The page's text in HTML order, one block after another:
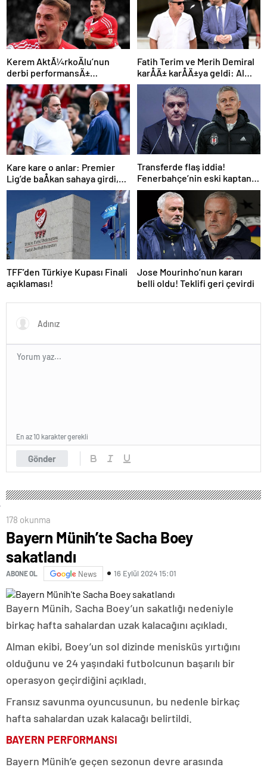
Kerem AktÃ¼rkoÄlu’nun
derbi performansÄ±
Portekiz’i bÃ¼yÃ¼ledi:
“Harry Potter Ã§Ä±ldÄ±rttÄ±!”
Fatih Terim ve Merih Demiral
karÅÄ± karÅÄ±ya geldi: Al
Shabab, Al Ahli’yi maÄlup etti
Kare kare o anlar: Premier
Lig’de baÅkan sahaya girdi,
teknik direktÃ¶rÃ¼
azarladÄ±!
Transferde flaş iddia!
Fenerbahçe’nin eski kaptanı
Beşiktaş’a önerildi
TFF’den Türkiye Kupası Finali
açıklaması!
Jose Mourinho’nun kararı
belli oldu! Teklifi geri çevirdi
Gönder
En az 10 karakter gerekli
178 okunma
Bayern Münih’te Sacha Boey
sakatlandı
ABONE OL News 16 Eylül 2024 15:01
Bayern Münih, Sacha Boey’un sakatlığı nedeniyle
birkaç hafta sahalardan uzak kalacağını açıkladı.
Alman ekibi, Boey’un sol dizinde menisküs yırtığını
olduğunu ve 24 yaşındaki futbolcunun başarılı bir
operasyon geçirdiğini açıkladı.
Fransız savunma oyuncusunun, bu nedenle birkaç
hafta sahalardan uzak kalacağı belirtildi.
BAYERN PERFORMANSI
Bayern Münih’e geçen sezonun devre arasında